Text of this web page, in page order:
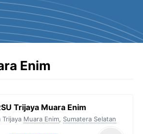
Enim
Trijaya Muara Enim
Trijaya Muara Enim, Sumatera Selatan